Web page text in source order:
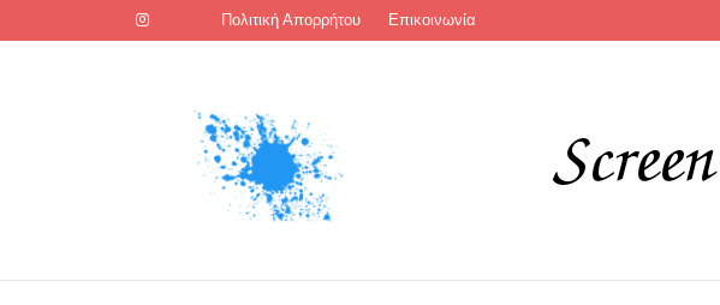
to
Πολιτική Απορρήτου Επικοινωνία